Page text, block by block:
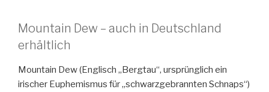
Mountain Dew – auch in Deutschland
erhältlich
Mountain Dew (Englisch „Bergtau“, ursprünglich ein
irischer Euphemismus für „schwarzgebrannten Schnaps“)